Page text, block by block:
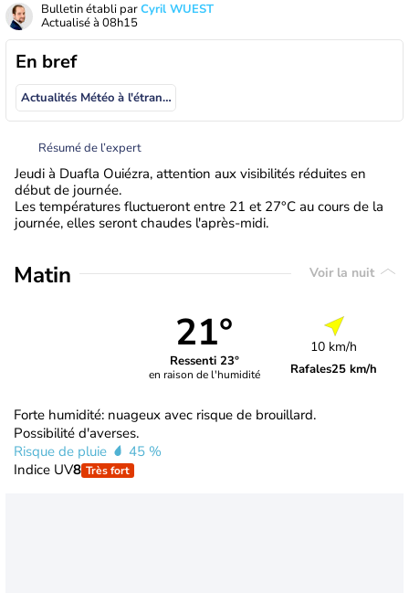
Bulletin établi parCyril WUEST
Actualisé à 08h15
En bref
Actualités Météo à l'étranger
Résumé de l’expert
Jeudi à Duafla Ouiézra, attention aux visibilités réduites en
début de journée.
Les températures fluctueront entre 21 et 27°C au cours de la
journée, elles seront chaudes l'après-midi.
Matin Voir la nuit
21°
Ressenti 23°
en raison de l'humidité
10 km/h
Rafales25 km/h
Forte humidité: nuageux avec risque de brouillard.
Possibilité d'averses.
Risque de pluie
45 %
Indice UV8 Très fort